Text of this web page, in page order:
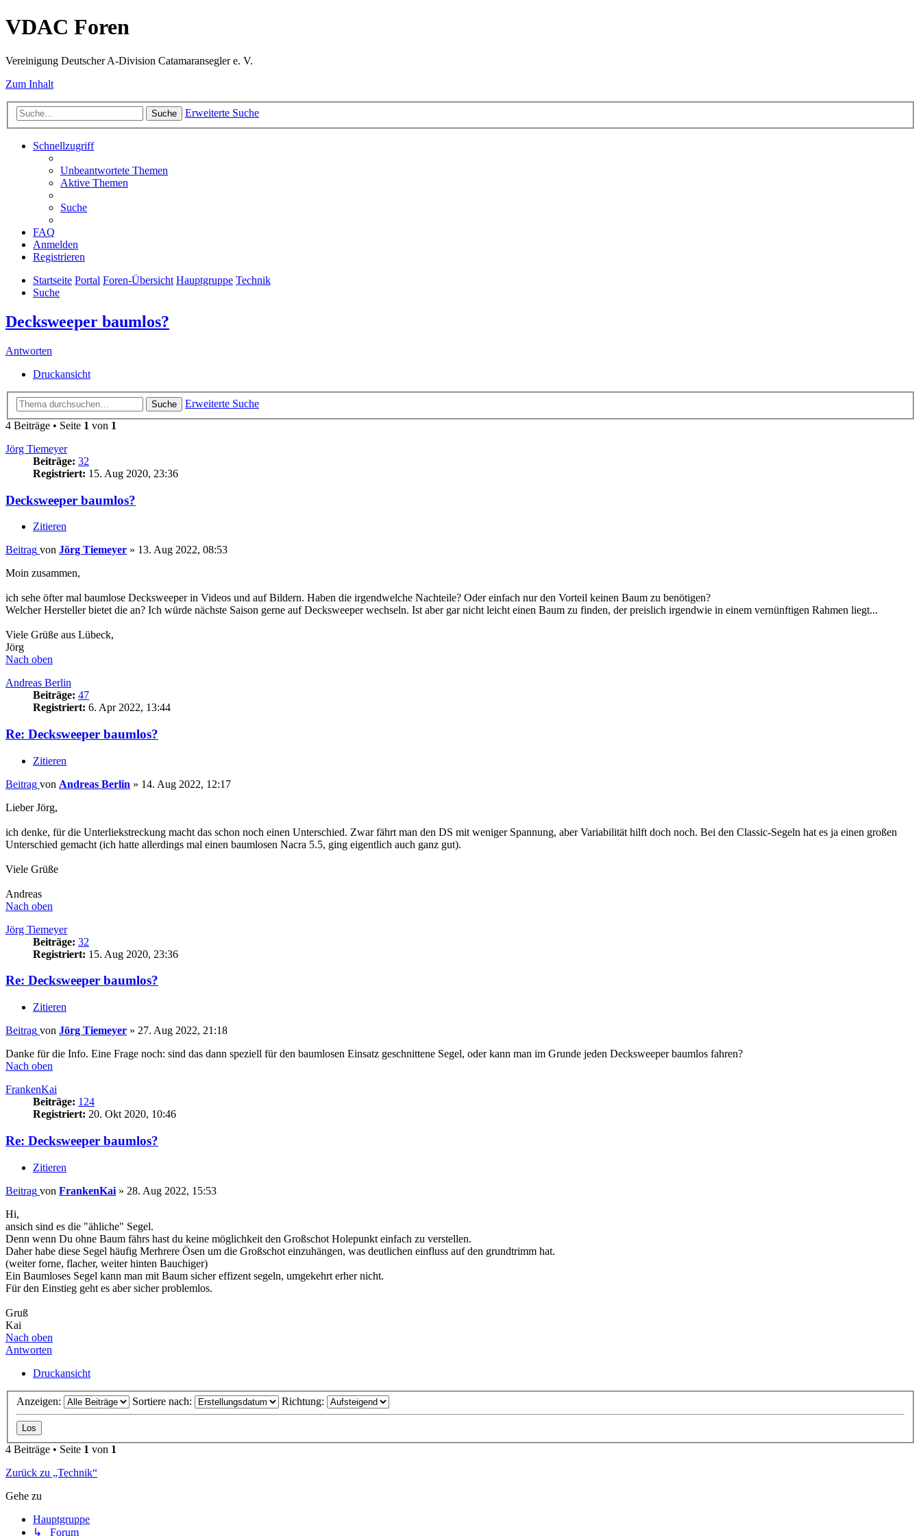
VDAC Foren
Vereinigung Deutscher A-Division Catamaransegler e. V.
Zum Inhalt
Suche Erweiterte Suche
Schnellzugriff
Unbeantwortete Themen
Aktive Themen
Suche
FAQ
Anmelden
Registrieren
Startseite Portal Foren-Übersicht Hauptgruppe Technik
Suche
Decksweeper baumlos?
Antworten
Druckansicht
Suche
Erweiterte Suche
4 Beiträge • Seite 1 von 1
Jörg Tiemeyer
Beiträge: 32
Registriert: 15. Aug 2020, 23:36
Decksweeper baumlos?
Zitieren
Beitrag von Jörg Tiemeyer » 13. Aug 2022, 08:53
Moin zusammen,
ich sehe öfter mal baumlose Decksweeper in Videos und auf Bildern. Haben die irgendwelche Nachteile? Oder einfach nur den Vorteil keinen Baum zu benötigen?
Welcher Hersteller bietet die an? Ich würde nächste Saison gerne auf Decksweeper wechseln. Ist aber gar nicht leicht einen Baum zu finden, der preislich irgendwie in einem vernünftigen Rahmen liegt...
Viele Grüße aus Lübeck,
Jörg
Nach oben
Andreas Berlin
Beiträge: 47
Registriert: 6. Apr 2022, 13:44
Re: Decksweeper baumlos?
Zitieren
Beitrag von Andreas Berlin » 14. Aug 2022, 12:17
Lieber Jörg,
ich denke, für die Unterliekstreckung macht das schon noch einen Unterschied. Zwar fährt man den DS mit weniger Spannung, aber Variabilität hilft doch noch. Bei den Classic-Segeln hat es ja einen großen
Unterschied gemacht (ich hatte allerdings mal einen baumlosen Nacra 5.5, ging eigentlich auch ganz gut).
Viele Grüße
Andreas
Nach oben
Jörg Tiemeyer
Beiträge: 32
Registriert: 15. Aug 2020, 23:36
Re: Decksweeper baumlos?
Zitieren
Beitrag von Jörg Tiemeyer » 27. Aug 2022, 21:18
Danke für die Info. Eine Frage noch: sind das dann speziell für den baumlosen Einsatz geschnittene Segel, oder kann man im Grunde jeden Decksweeper baumlos fahren?
Nach oben
FrankenKai
Beiträge: 124
Registriert: 20. Okt 2020, 10:46
Re: Decksweeper baumlos?
Zitieren
Beitrag von FrankenKai » 28. Aug 2022, 15:53
Hi,
ansich sind es die "ähliche" Segel.
Denn wenn Du ohne Baum fährs hast du keine möglichkeit den Großschot Holepunkt einfach zu verstellen.
Daher habe diese Segel häufig Merhrere Ösen um die Großschot einzuhängen, was deutlichen einfluss auf den grundtrimm hat.
(weiter forne, flacher, weiter hinten Bauchiger)
Ein Baumloses Segel kann man mit Baum sicher effizent segeln, umgekehrt erher nicht.
Für den Einstieg geht es aber sicher problemlos.
Gruß
Kai
Nach oben
Antworten
Druckansicht
Anzeigen: Sortiere nach: Richtung:
4 Beiträge • Seite 1 von 1
Zurück zu „Technik“
Gehe zu
Hauptgruppe
↳ Forum